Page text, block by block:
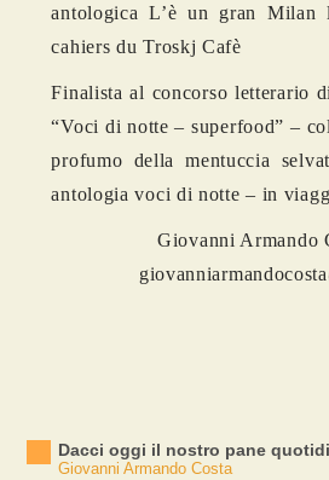
antologica L’è un gran
cahiers du Troskj Cafè
Finalista al concorso letterario
“Voci di notte – superfood” –
profumo della mentuccia
antologia voci di notte – in
Giovanni Armando
Dacci oggi il nostro pane
Giovanni Armando Costa